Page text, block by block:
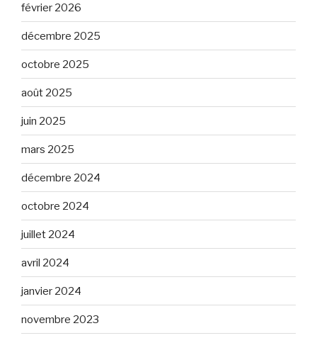
février 2026
décembre 2025
octobre 2025
août 2025
juin 2025
mars 2025
décembre 2024
octobre 2024
juillet 2024
avril 2024
janvier 2024
novembre 2023